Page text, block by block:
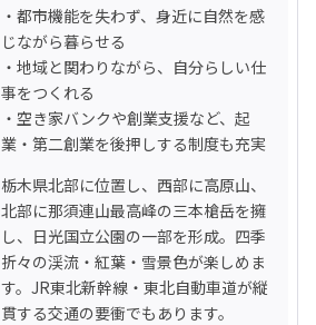
・都市機能を失わず、身近に自然を感
じながら暮らせる
・地域と関わりながら、自分らしい仕
事をつくれる
・空き家バンクや創業支援など、起
業・第二創業を後押しする制度も充実
栃木県北部に位置し、西部に高原山、
北部に那須連山最高峰の三本槍岳を擁
し、日光国立公園の一部を形成。四季
折々の渓流・紅葉・雪景色が楽しめま
す。JR東北新幹線・東北自動車道が縦
貫する交通の要衝でもあります。